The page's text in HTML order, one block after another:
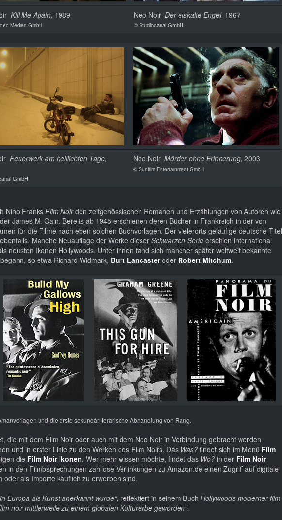
Kill Me Again, 1989
Medien GmbH
Neo Noir Der eiskalte Engel, 1967
© Studiocanal GmbH
Feuerwerk am helllichten Tage,
GmbH
Neo Noir Mörder ohne Erinnerung, 2003
© Sunfilm Entertainment GmbH
Nino Franks Film Noirden zeitgenössischen Romanen und Erzählungen von Autoren wie
James M. Cain. Bereits ab 1945 erschienen deren Bücher in Frankreich in der von
für die Filme nach eben solchen Buchvorlagen. Der vielerorts geläufige deutsche Titel
Manche Neuauflage der Werke dieser Schwarzen Serie erschien international
neusten Ikonen Hollywoods. Unter ihnen fand sich mancher später weltweit bekannte
so etwa Richard Widmark, Burt Lancasteroder Robert Mitchum.
und die erste sekundärliterarische Abhandlung von Rang.
die mit dem Film Noir oder auch mit dem Neo Noir in Verbindung gebracht werden
und in erster Linie zu den Werken des Film Noirs. Das Was? findet sich im Menü Film
die Film Noir Ikonen. Wer mehr wissen möchte, findet das Wo? in der Film Noir
in den Filmbsprechungen zahllose Verlinkungen zu Amazon.de einen Zugriff auf digitale
als Importe käuflich zu erwerben sind.
Europa als Kunst anerkannt wurde“, reflektiert in seinem Buch Hollywoods moderner film
noir mittlerweile zu einem globalen Kulturerbe geworden“.